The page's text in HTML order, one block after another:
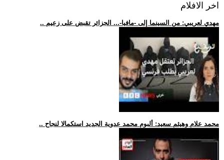
اخر الافلام
.. مهدي لعريبي: من السينما إلى -مافيا-... الجزائر تقبض على زعيم
.. محمد علام وهيثم سعيد: ألبوم محمد عدوية الجديد استكمالا لنجاح